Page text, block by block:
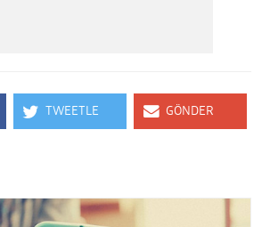
TWEETLE GÖNDER